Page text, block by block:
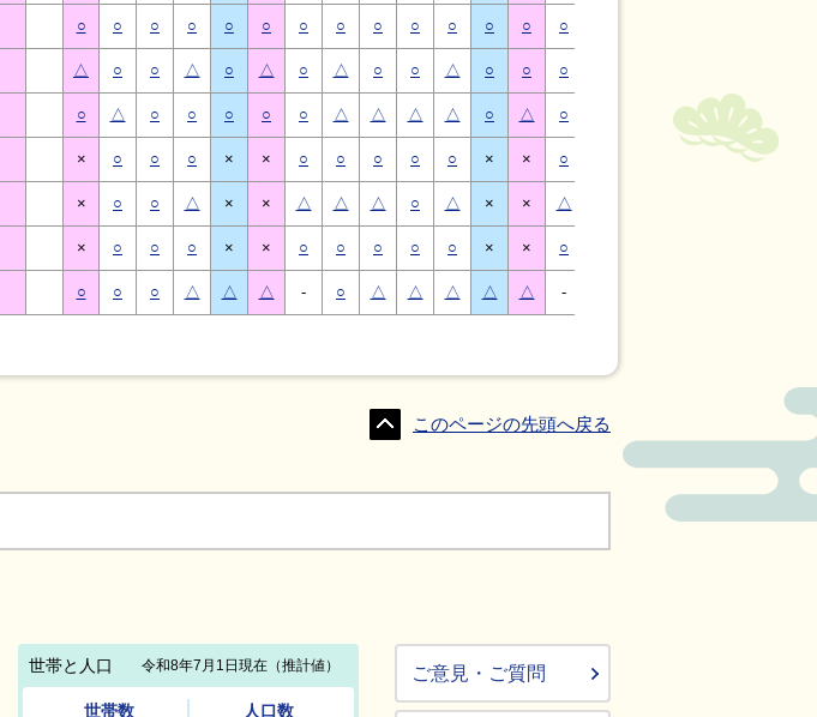
○ ○ ○ ○ ○ ○ ○ ○ ○ ○ ○ ○ ○ ○
△ ○ ○ △ ○ △ ○ △ ○ ○ △ ○ ○ ○
○ △ ○ ○ ○ ○ ○ △ △ △ △ ○ △ ○ △ △ ○
× ○ ○ ○ × × ○ ○ ○ ○ ○ × × ○ ×
× ○ ○ △ × × △ △ △ ○ △ × × △
× ○ ○ ○ × × ○ ○ ○ ○ ○ × × ○
○ ○ ○ △ △ △ - ○ △ △ △ △ △ -
このページの先頭へ戻る
ご意見・ご質問